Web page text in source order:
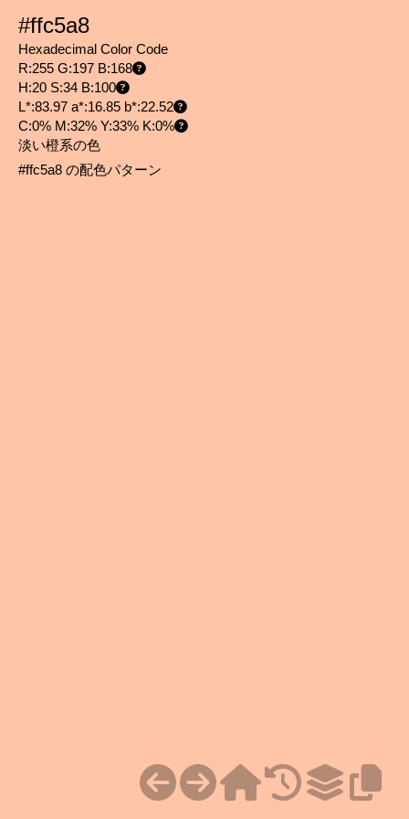
#ffc5a8
Hexadecimal Color Code
R:255 G:197 B:168
H:20 S:34 B:100
L*:83.97 a*:16.85 b*:22.52
C:0% M:32% Y:33% K:0%
淡い橙系の色
#ffc5a8 の配色パターン